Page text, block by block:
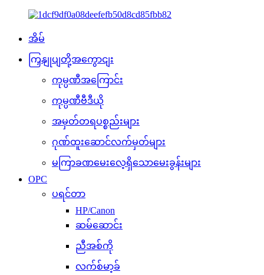
အိမ်
ကြှနျုပျတို့အကွောငျး
ကုမ္ပဏီအကြောင်း
ကုမ္ပဏီဗီဒီယို
အမှတ်တရပစ္စည်းများ
ဂုဏ်ထူးဆောင်လက်မှတ်များ
မကြာခဏမေးလေ့ရှိသောမေးခွန်းများ
OPC
ပရင်တာ
HP/Canon
ဆမ်ဆောင်း
ညီအစ်ကို
လက်စ်မာ့ခ်